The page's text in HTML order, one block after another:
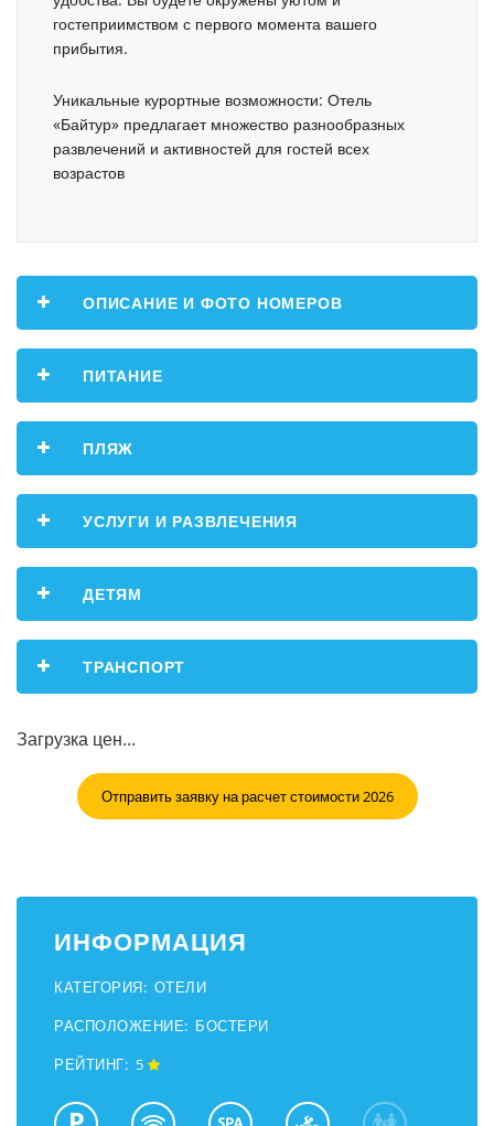
гостеприимством с первого момента вашего
прибытия.
Уникальные курортные возможности: Отель
«Байтур» предлагает множество разнообразных
развлечений и активностей для гостей всех
возрастов
ОПИСАНИЕ И ФОТО НОМЕРОВ
ПИТАНИЕ
ПЛЯЖ
УСЛУГИ И РАЗВЛЕЧЕНИЯ
ДЕТЯМ
ТРАНСПОРТ
Загрузка цен...
Отправить заявку на расчет стоимости 2026
ИНФОРМАЦИЯ
КАТЕГОРИЯ: ОТЕЛИ
РАСПОЛОЖЕНИЕ: БОСТЕРИ
РЕЙТИНГ: 5